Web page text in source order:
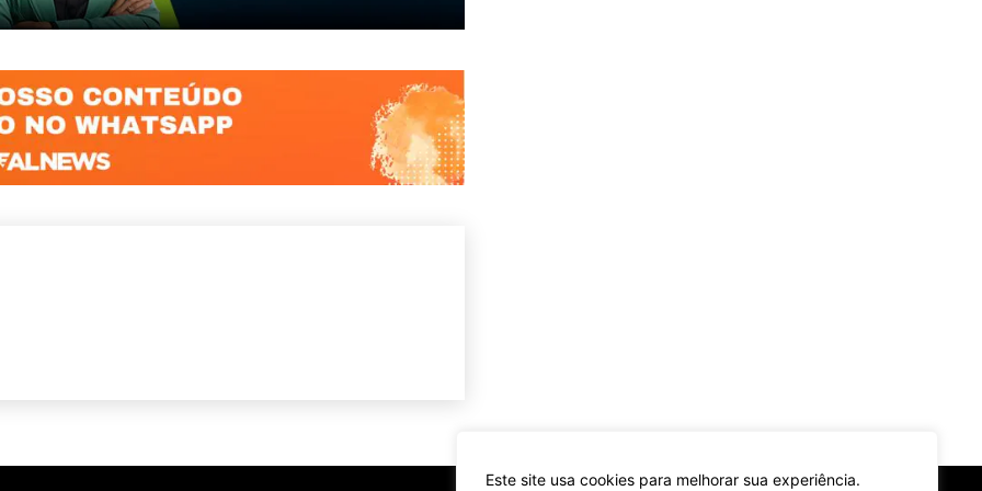
Este site usa cookies para melhorar sua experiência.